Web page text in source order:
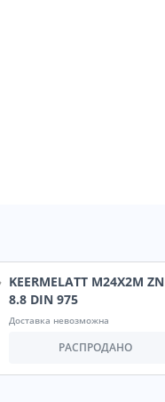
KEERMELATT M24X2M ZN
8.8 DIN 975
Доставка невозможна
РАСПРОДАНО